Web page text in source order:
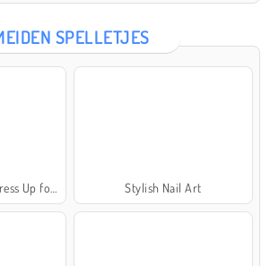
SPELLETJES
Stylish Nail Art